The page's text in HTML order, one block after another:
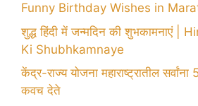
Funny Birthday Wishes in
शुद्ध हिंदी में जन्मदिन की शुभकामनाएं
Ki Shubhkamnaye
केंद्र-राज्य योजना महाराष्ट्रातील
कवच देते